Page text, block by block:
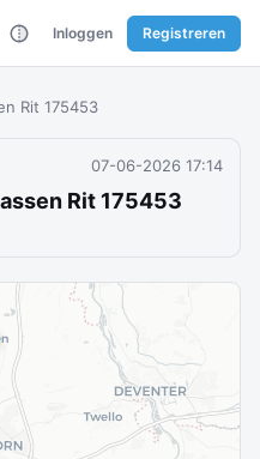
Inloggen Registreren
Rit 175453
07-06-2026 17:14
Rit 175453